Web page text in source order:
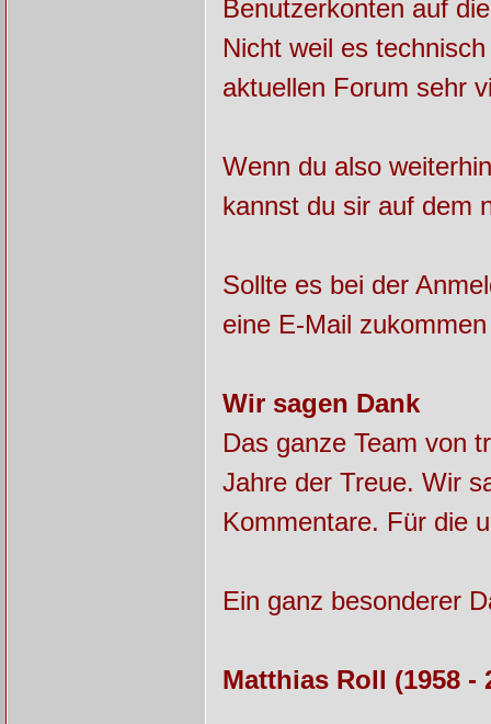
Benutzerkonten auf
Nicht weil es
aktuellen Forum sehr
Wenn du also
kannst du sir auf dem
Sollte es bei der
eine E-Mail
Wir sagen Dank
Das ganze Team von
Jahre der Treue. Wir
Kommentare. Für die
Ein ganz besonderer
Matthias Roll (1958 -